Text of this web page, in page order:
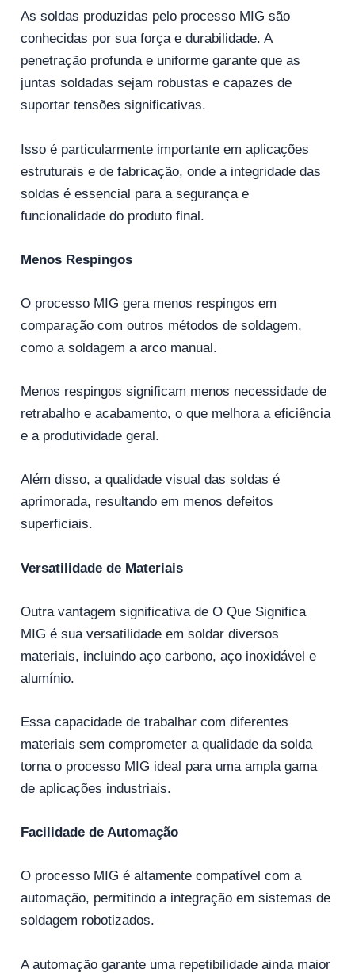
As soldas produzidas pelo processo MIG são
conhecidas por sua força e durabilidade. A
penetração profunda e uniforme garante que as
juntas soldadas sejam robustas e capazes de
suportar tensões significativas.
Isso é particularmente importante em aplicações
estruturais e de fabricação, onde a integridade das
soldas é essencial para a segurança e
funcionalidade do produto final.
Menos Respingos
O processo MIG gera menos respingos em
comparação com outros métodos de soldagem,
como a soldagem a arco manual.
Menos respingos significam menos necessidade de
retrabalho e acabamento, o que melhora a eficiência
e a produtividade geral.
Além disso, a qualidade visual das soldas é
aprimorada, resultando em menos defeitos
superficiais.
Versatilidade de Materiais
Outra vantagem significativa de O Que Significa
MIG é sua versatilidade em soldar diversos
materiais, incluindo aço carbono, aço inoxidável e
alumínio.
Essa capacidade de trabalhar com diferentes
materiais sem comprometer a qualidade da solda
torna o processo MIG ideal para uma ampla gama
de aplicações industriais.
Facilidade de Automação
O processo MIG é altamente compatível com a
automação, permitindo a integração em sistemas de
soldagem robotizados.
A automação garante uma repetibilidade ainda maior